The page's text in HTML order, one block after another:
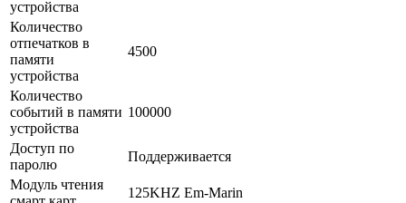
устройства
Количество
отпечатков в
памяти
устройства
4500
Количество
событий в памяти
устройства
100000
Доступ по
паролю
Поддерживается
Модуль чтения
125KHZ Em-Marin